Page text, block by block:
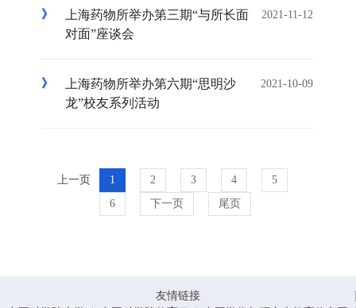
上海药物所举办第三期“与所长面
对面”座谈会
2021-11-12
上海药物所举办第六期“思明沙
龙”校友系列活动
2021-10-09
上一页 1 2 3 4
5
6
下一页 尾页
友情链接